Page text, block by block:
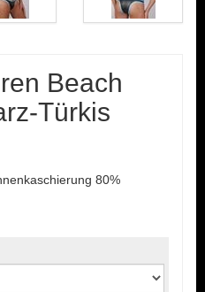
Beach
Türkis
80%